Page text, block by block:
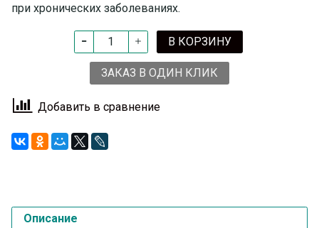
при хронических заболеваниях.
В КОРЗИНУ
ЗАКАЗ В ОДИН КЛИК
Добавить в сравнение
Описание